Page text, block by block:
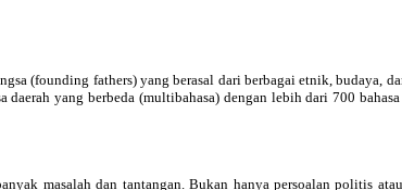
(founding fathers) yang berasal dari berbagai etnik, budaya,
yang berbeda (multibahasa) dengan lebih dari 700
masalah dan tantangan. Bukan hanya persoalan politis